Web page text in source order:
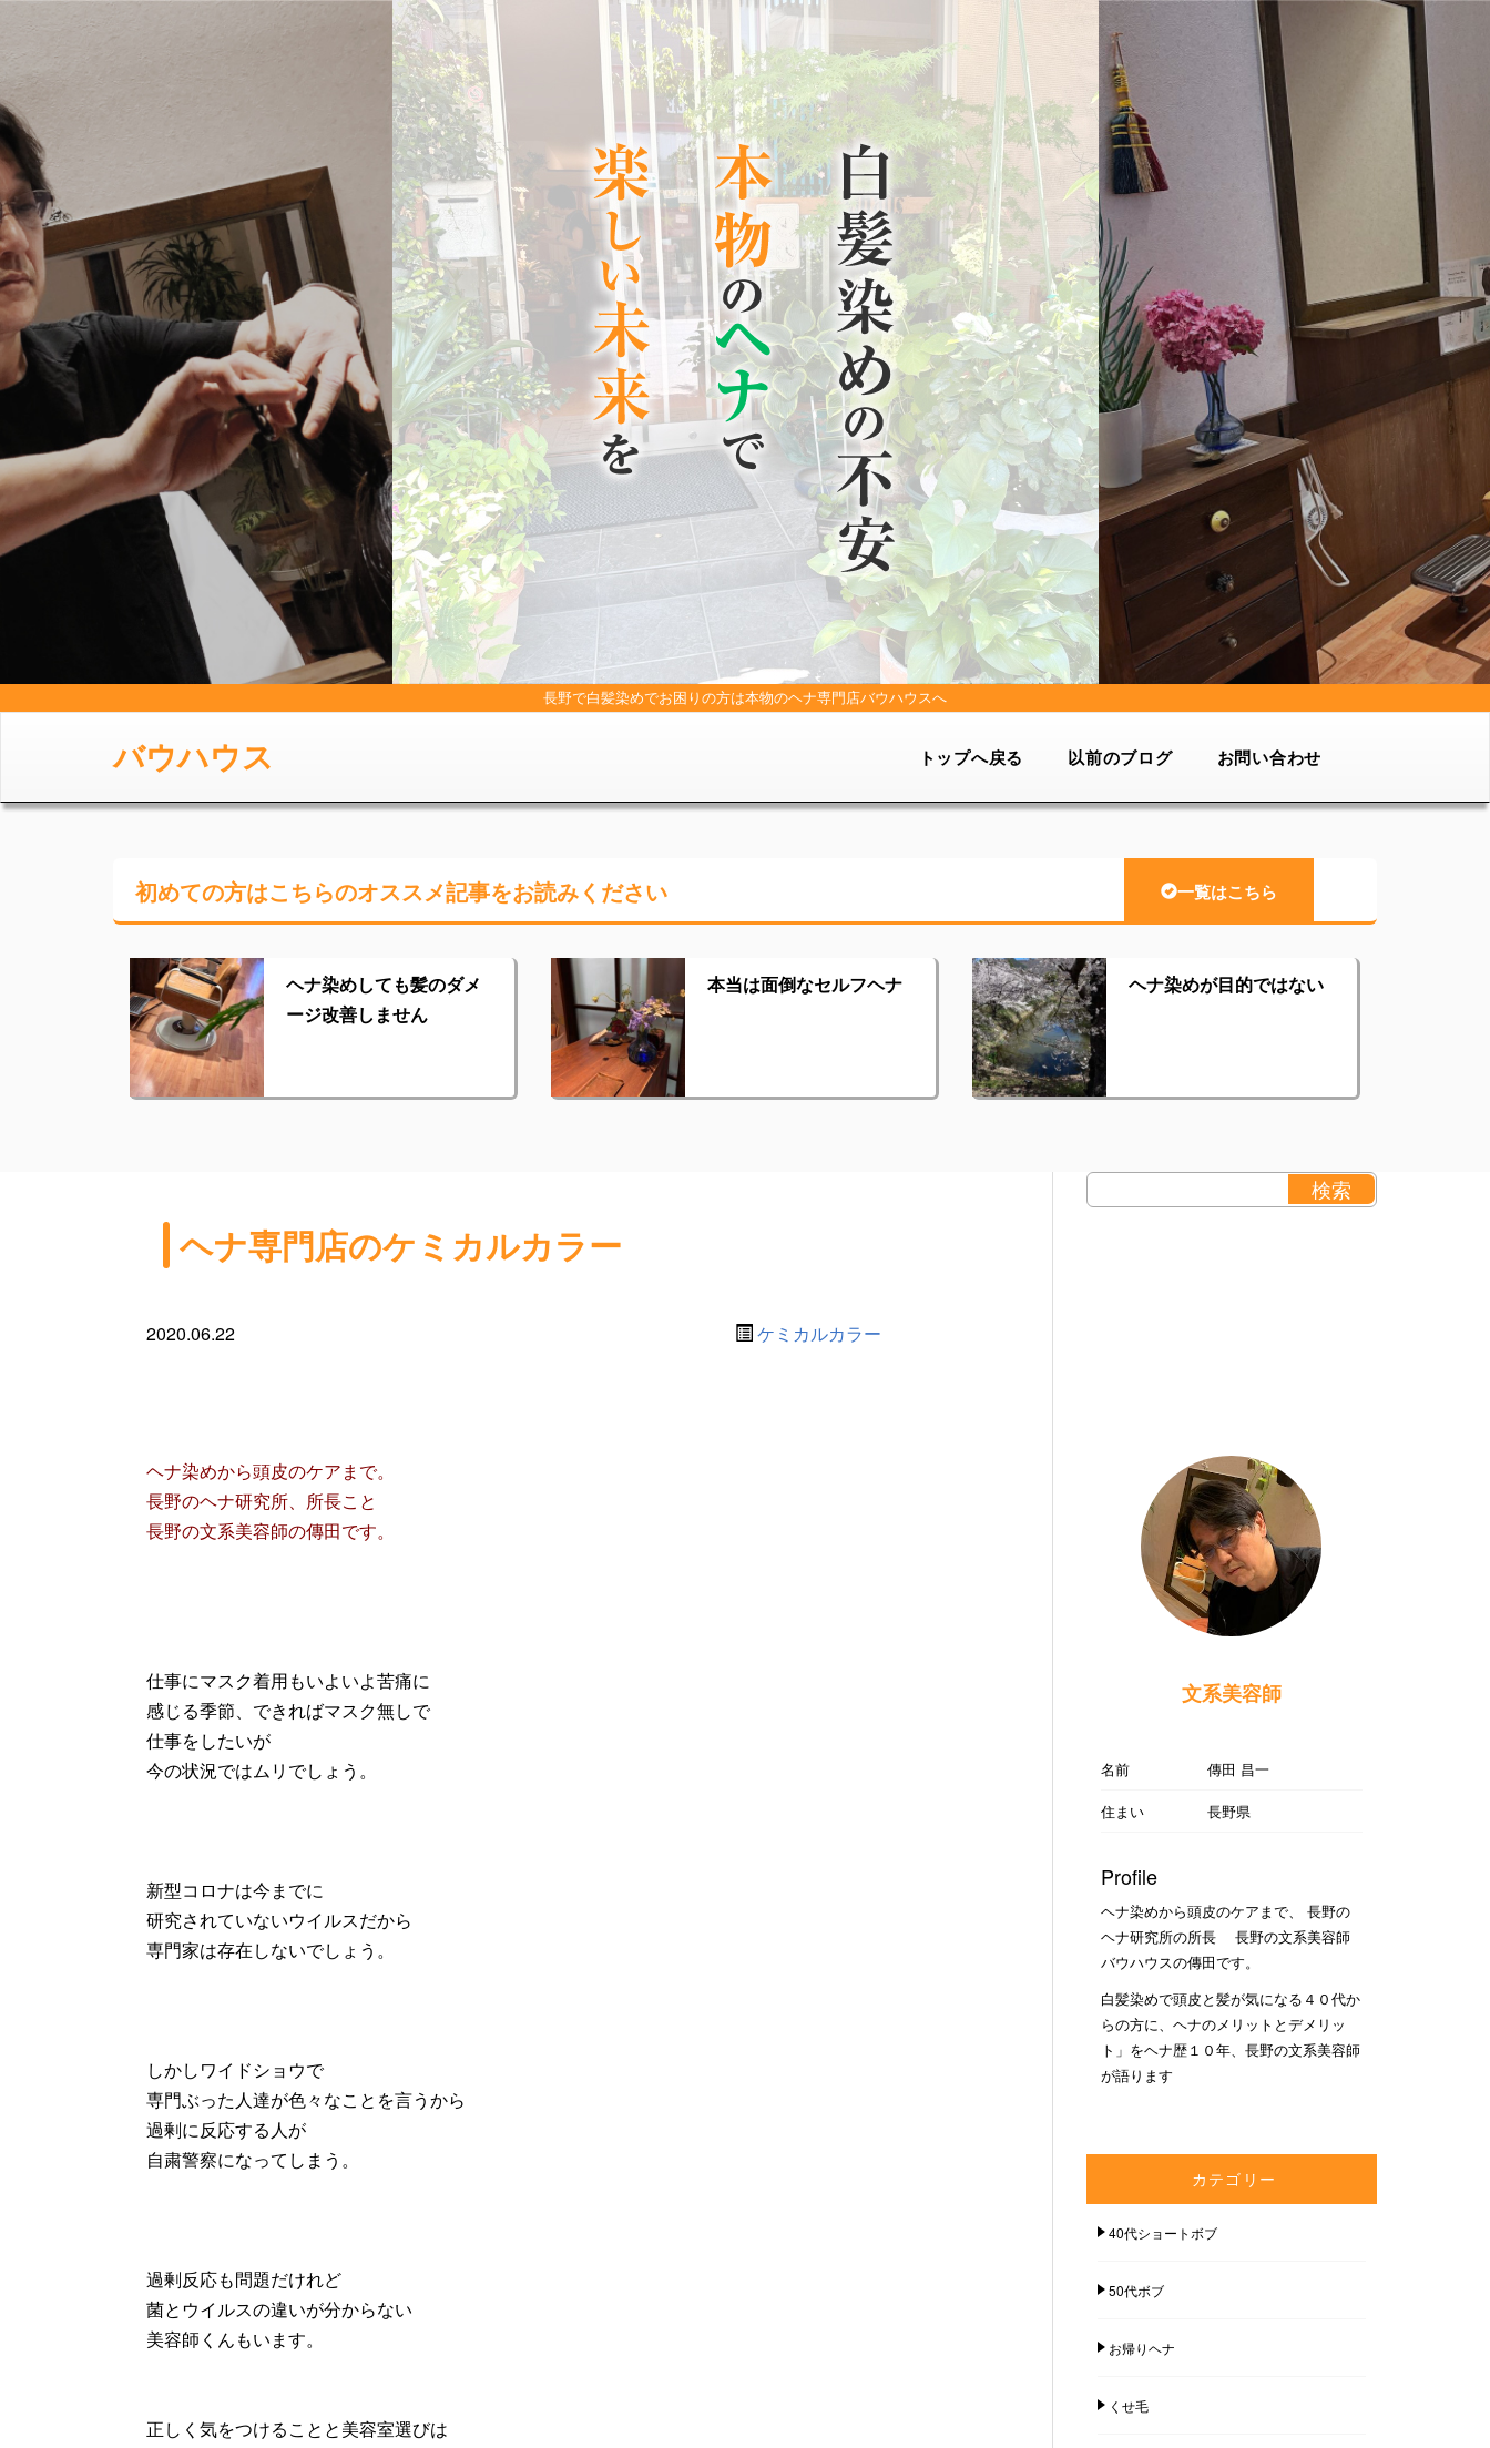
長野で白髪染めでお困りの方は本物のヘナ専門店バウハウスへ
バウハウス トップへ戻る 以前のブログ お問い合わせ
初めての方はこちらのオススメ記事をお読みください 一覧はこちら
ヘナ染めしても髪のダメ
ージ改善しません
本当は面倒なセルフヘナ ヘナ染めが目的ではない
ヘナ専門店のケミカルカラー
2020.06.22 ケミカルカラー
ヘナ染めから頭皮のケアまで。
長野のヘナ研究所、所長こと
長野の文系美容師の傳田です。
仕事にマスク着用もいよいよ苦痛に
感じる季節、できればマスク無しで
仕事をしたいが
今の状況ではムリでしょう。
新型コロナは今までに
研究されていないウイルスだから
専門家は存在しないでしょう。
しかしワイドショウで
専門ぶった人達が色々なことを言うから
過剰に反応する人が
自粛警察になってしまう。
過剰反応も問題だけれど
菌とウイルスの違いが分からない
美容師くんもいます。
正しく気をつけることと美容室選びは
文系美容師
名前
傳田 昌一
住まい
長野県
Profile
ヘナ染めから頭皮のケアまで、 長野の
ヘナ研究所の所長 長野の文系美容師
バウハウスの傳田です。
白髪染めで頭皮と髪が気になる４０代か
らの方に、ヘナのメリットとデメリッ
ト」をヘナ歴１０年、長野の文系美容師
が語ります
カテゴリー
40代ショートボブ
50代ボブ
お帰りヘナ
くせ毛